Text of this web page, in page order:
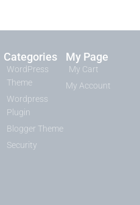
Categories
WordPress
Theme
Wordpress
Plugin
Blogger Theme
Security
My Page
My Cart
My Account